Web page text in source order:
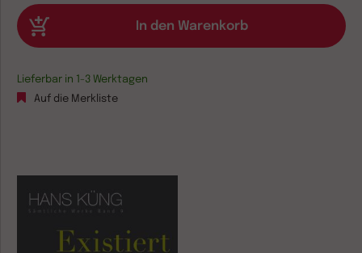
Lieferbar in 1-3 Werktagen
Auf die Merkliste